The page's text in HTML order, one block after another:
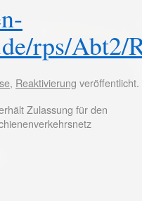
rps/Abt2/
, Reaktivierung
Zulassung für den